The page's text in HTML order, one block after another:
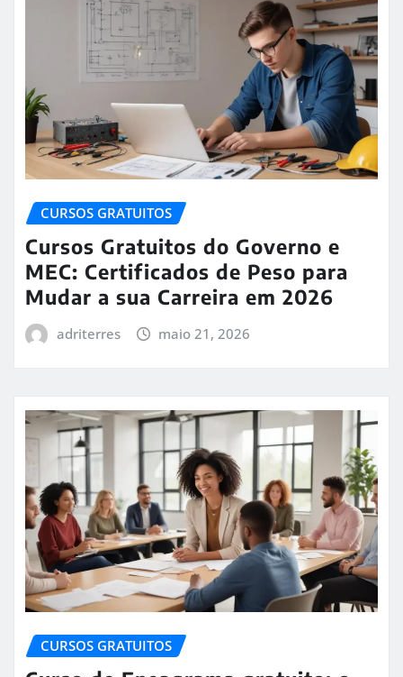
CURSOS GRATUITOS
Cursos Gratuitos do Governo e
MEC: Certificados de Peso para
Mudar a sua Carreira em 2026
adriterres maio 21, 2026
CURSOS GRATUITOS